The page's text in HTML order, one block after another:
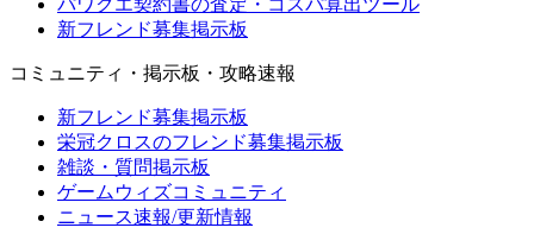
パワクエ契約書の査定・コスパ算出ツール
新フレンド募集掲示板
コミュニティ・掲示板・攻略速報
新フレンド募集掲示板
栄冠クロスのフレンド募集掲示板
雑談・質問掲示板
ゲームウィズコミュニティ
ニュース速報/更新情報